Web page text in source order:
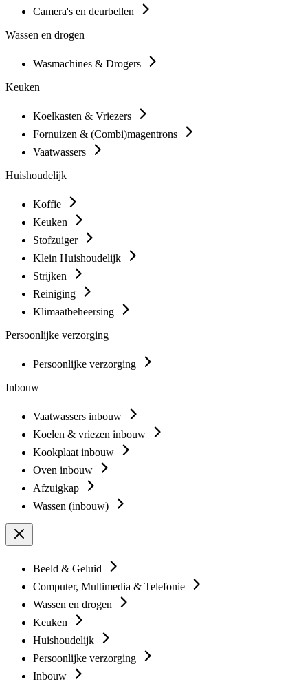
Camera's en deurbellen
Wassen en drogen
Wasmachines & Drogers
Keuken
Koelkasten & Vriezers
Fornuizen & (Combi)magentrons
Vaatwassers
Huishoudelijk
Koffie
Keuken
Stofzuiger
Klein Huishoudelijk
Strijken
Reiniging
Klimaatbeheersing
Persoonlijke verzorging
Persoonlijke verzorging
Inbouw
Vaatwassers inbouw
Koelen & vriezen inbouw
Kookplaat inbouw
Oven inbouw
Afzuigkap
Wassen (inbouw)
Beeld & Geluid
Computer, Multimedia & Telefonie
Wassen en drogen
Keuken
Huishoudelijk
Persoonlijke verzorging
Inbouw